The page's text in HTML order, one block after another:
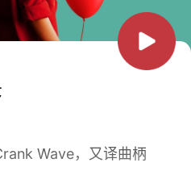
Wave，又译曲柄